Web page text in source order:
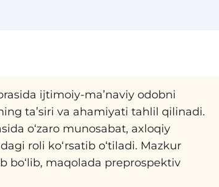
ijtimoiy-ma’naviy odobni
ta’siri va ahamiyati tahlil qilinadi.
o‘zaro munosabat, axloqiy
roli ko‘rsatib o‘tiladi. Mazkur
bo‘lib, maqolada preprospektiv